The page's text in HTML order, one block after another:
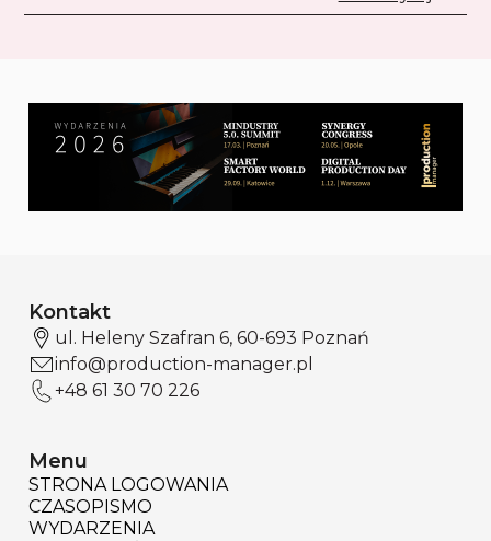
Kontakt
ul. Heleny Szafran 6, 60-693 Poznań
info@production-manager.pl
+48 61 30 70 226
Menu
STRONA LOGOWANIA
CZASOPISMO
WYDARZENIA